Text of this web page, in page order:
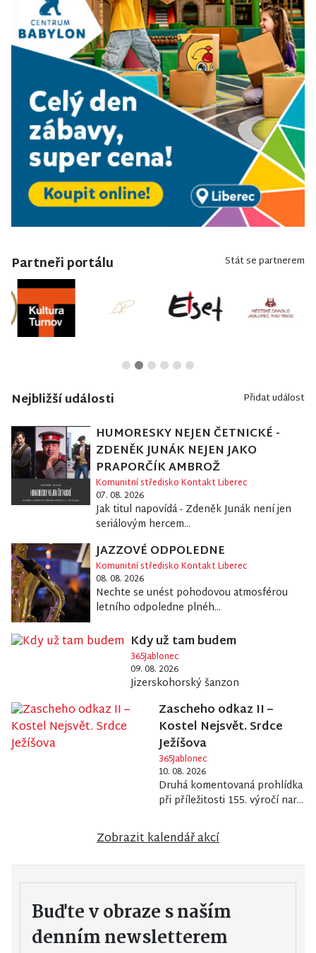
Partneři portálu Stát se partnerem
Nejbližší události Přidat událost
HUMORESKY NEJEN ČETNICKÉ -
ZDENĚK JUNÁK NEJEN JAKO
PRAPORČÍK AMBROŽ
Komunitní středisko Kontakt Liberec
07. 08. 2026
Jak titul napovídá - Zdeněk Junák není jen
seriálovým hercem...
JAZZOVÉ ODPOLEDNE
Komunitní středisko Kontakt Liberec
08. 08. 2026
Nechte se unést pohodovou atmosférou
letního odpoledne plnéh...
Kdy už tam budem
365Jablonec
09. 08. 2026
Jizerskohorský šanzon
Zascheho odkaz II –
Kostel Nejsvět. Srdce
Ježíšova
365Jablonec
10. 08. 2026
Druhá komentovaná prohlídka
při příležitosti 155. výročí nar...
Zobrazit kalendář akcí
Buďte v obraze s naším
denním newsletterem